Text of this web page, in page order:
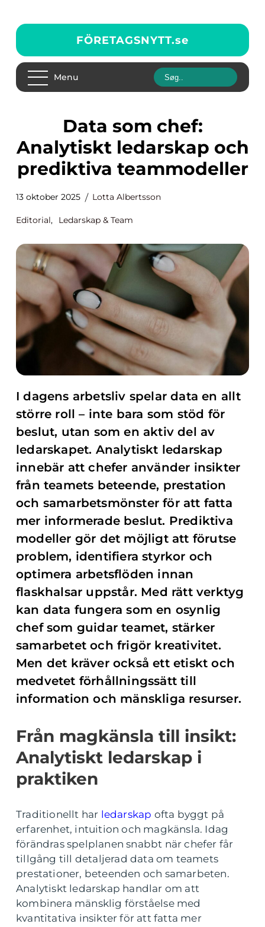
FÖRETAGSNYTT.se
Menu
Data som chef:
Analytiskt ledarskap och
prediktiva teammodeller
13 oktober 2025 Lotta Albertsson
Editorial, Ledarskap & Team
I dagens arbetsliv spelar data en allt
större roll – inte bara som stöd för
beslut, utan som en aktiv del av
ledarskapet. Analytiskt ledarskap
innebär att chefer använder insikter
från teamets beteende, prestation
och samarbetsmönster för att fatta
mer informerade beslut. Prediktiva
modeller gör det möjligt att förutse
problem, identifiera styrkor och
optimera arbetsflöden innan
flaskhalsar uppstår. Med rätt verktyg
kan data fungera som en osynlig
chef som guidar teamet, stärker
samarbetet och frigör kreativitet.
Men det kräver också ett etiskt och
medvetet förhållningssätt till
information och mänskliga resurser.
Från magkänsla till insikt:
Analytiskt ledarskap i
praktiken
Traditionellt har ledarskap ofta byggt på
erfarenhet, intuition och magkänsla. Idag
förändras spelplanen snabbt när chefer får
tillgång till detaljerad data om teamets
prestationer, beteenden och samarbeten.
Analytiskt ledarskap handlar om att
kombinera mänsklig förståelse med
kvantitativa insikter för att fatta mer